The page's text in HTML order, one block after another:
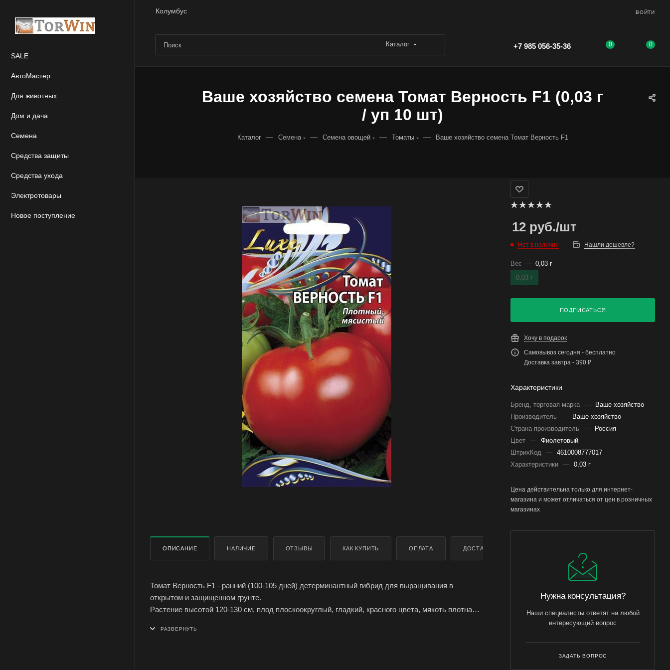
Колумбус ВОЙТИ
Каталог +7 985 056-35-36 0 0
SALE
АвтоМастер
Для животных
Дом и дача
Семена
Средства защиты
Средства ухода
Электротовары
Новое поступление
Ваше хозяйство семена Томат Верность F1 (0,03 г
/ уп 10 шт)
Каталог — Семена — Семена овощей — Томаты — Ваше хозяйство семена Томат Верность F1
ОПИСАНИЕ НАЛИЧИЕ ОТЗЫВЫ КАК КУПИТЬ ОПЛАТА ДОСТАВКА
Томат Верность F1 - ранний (100-105 дней) детерминантный гибрид для выращивания в
открытом и защищенном грунте.
Растение высотой 120-130 см, плод плоскоокруглый, гладкий, красного цвета, мякоть плотная,
Ценность сорта: не требует пасынкования, обильное и продолжительное плодоношение,
12 руб./шт
Нет в наличии Нашли дешевле?
Вес — 0,03 г
0,03 г
ПОДПИСАТЬСЯ
Хочу в подарок
Самовывоз сегодня - бесплатно
Доставка завтра - 390 ₽
Характеристики
Бренд, торговая марка —
Ваше хозяйство
Производитель
—
Ваше хозяйство
Страна производитель
—
Россия
Цвет — Фиолетовый
ШтрихКод — 4610008777017
Характеристики — 0,03 г
Цена действительна только для интернет-
магазина и может отличаться от цен в розничных
магазинах
Нужна консультация?
Наши специалисты ответят на любой
интересующий вопрос
ЗАДАТЬ ВОПРОС